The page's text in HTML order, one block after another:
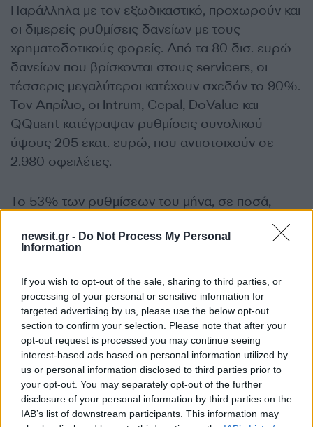
newsit.gr - Do Not Process My Personal
Information
If you wish to opt-out of the sale, sharing to third parties, or
processing of your personal or sensitive information for
targeted advertising by us, please use the below opt-out
section to confirm your selection. Please note that after your
opt-out request is processed you may continue seeing
interest-based ads based on personal information utilized by
us or personal information disclosed to third parties prior to
your opt-out. You may separately opt-out of the further
disclosure of your personal information by third parties on the
IAB’s list of downstream participants. This information may
Παράλληλα με τον εξωδικαστικό, προχωρούν και
οι διμερείς ρυθμίσεις δανείων με τους
χρηματοδοτικούς φορείς. Από τα 80 δισ. ευρώ
δανείων που βρίσκονται στους servicers, οι
τέσσερις μεγαλύτεροι κατέχουν σχεδόν το 90%.
Τον Απρίλιο, οι Intrum, Cepal, DoValue και
QQuant κατέγραψαν ρυθμίσεις συνολικού
ύψους 205 εκατ. ευρώ, που αντιστοιχούν σε
2.980 οφειλέτες.
Το 53% των ρυθμίσεων του μήνα, σε ποσά,
αφορά οφειλές στεγαστικών δανείων, ενώ τα
στεγαστικά αποτελούν την πλειοψηφία για όλους
το 50% των μη εξυπηρετούμενων δανείων με
καθυστέρηση άνω των 90 ημερών είναι
καταγγελμένο, ενώ κατά μέσο όρο το 14,75%
βρίσκεται σε καθεστώς ρύθμισης.
Στο σκέλος των ευάλωτων νοικοκυριών, το 10%
των ρυθμίσεων του Μαΐου αφορά οικονομικά
ευάλωτους οφειλέτες και άτομα με αναπηρία.